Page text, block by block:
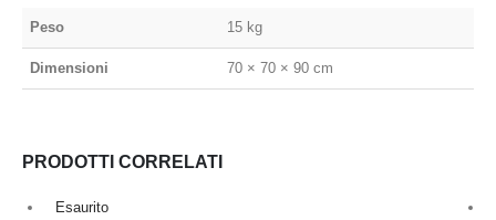
Peso 15 kg
Dimensioni 70 × 70 × 90 cm
PRODOTTI CORRELATI
Esaurito